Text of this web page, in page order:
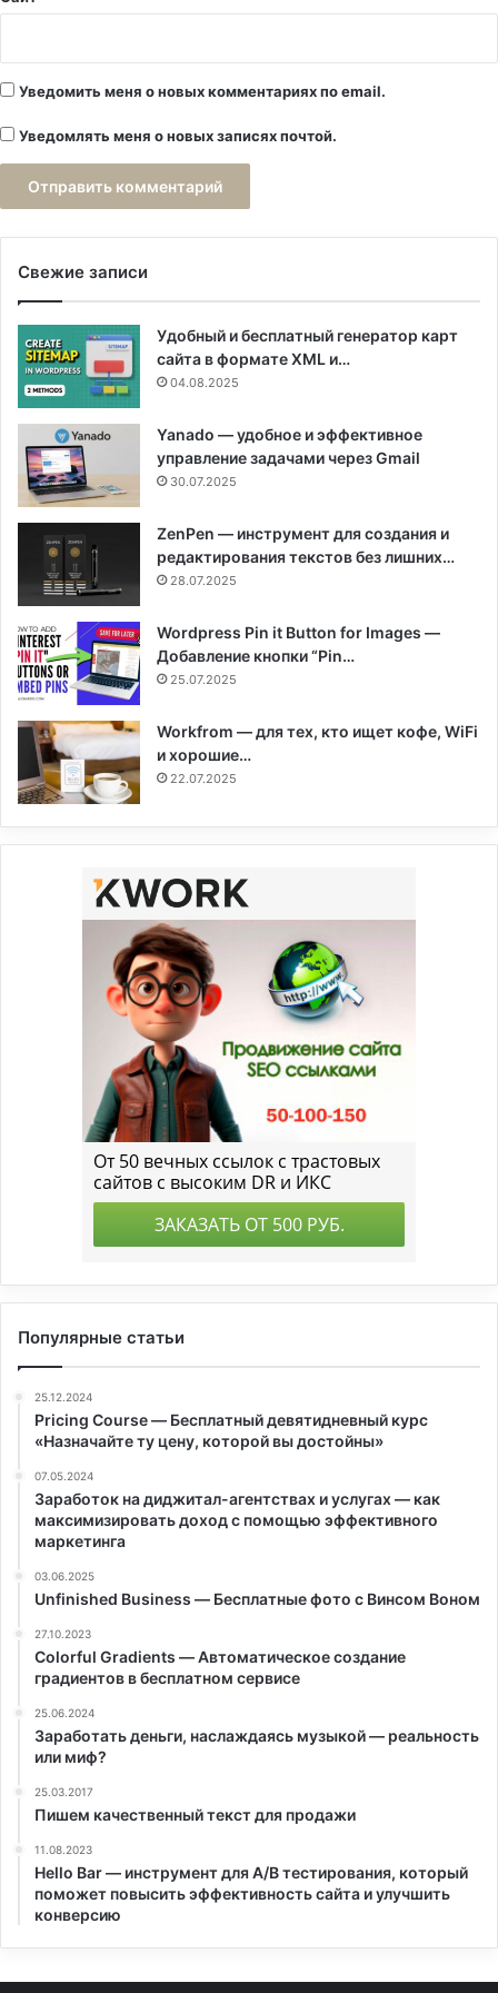
Уведомить меня о новых комментариях по email.
Уведомлять меня о новых записях почтой.
Свежие записи
Удобный и бесплатный генератор карт
сайта в формате XML и…
04.08.2025
Yanado — удобное и эффективное
управление задачами через Gmail
30.07.2025
ZenPen — инструмент для создания и
редактирования текстов без лишних…
28.07.2025
Wordpress Pin it Button for Images —
Добавление кнопки “Pin…
25.07.2025
Workfrom — для тех, кто ищет кофе, WiFi
и хорошие…
22.07.2025
Популярные статьи
25.12.2024
Pricing Course — Бесплатный девятидневный курс
«Назначайте ту цену, которой вы достойны»
07.05.2024
Заработок на диджитал-агентствах и услугах — как
максимизировать доход с помощью эффективного
маркетинга
03.06.2025
Unfinished Business — Бесплатные фото с Винсом Воном
27.10.2023
Colorful Gradients — Автоматическое создание
градиентов в бесплатном сервисе
25.06.2024
Заработать деньги, наслаждаясь музыкой — реальность
или миф?
25.03.2017
Пишем качественный текст для продажи
11.08.2023
Hello Bar — инструмент для A/B тестирования, который
поможет повысить эффективность сайта и улучшить
конверсию